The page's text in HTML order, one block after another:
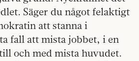
Säger du något felaktigt
att stanna i
fall att mista jobbet, i en
och med mista huvudet.